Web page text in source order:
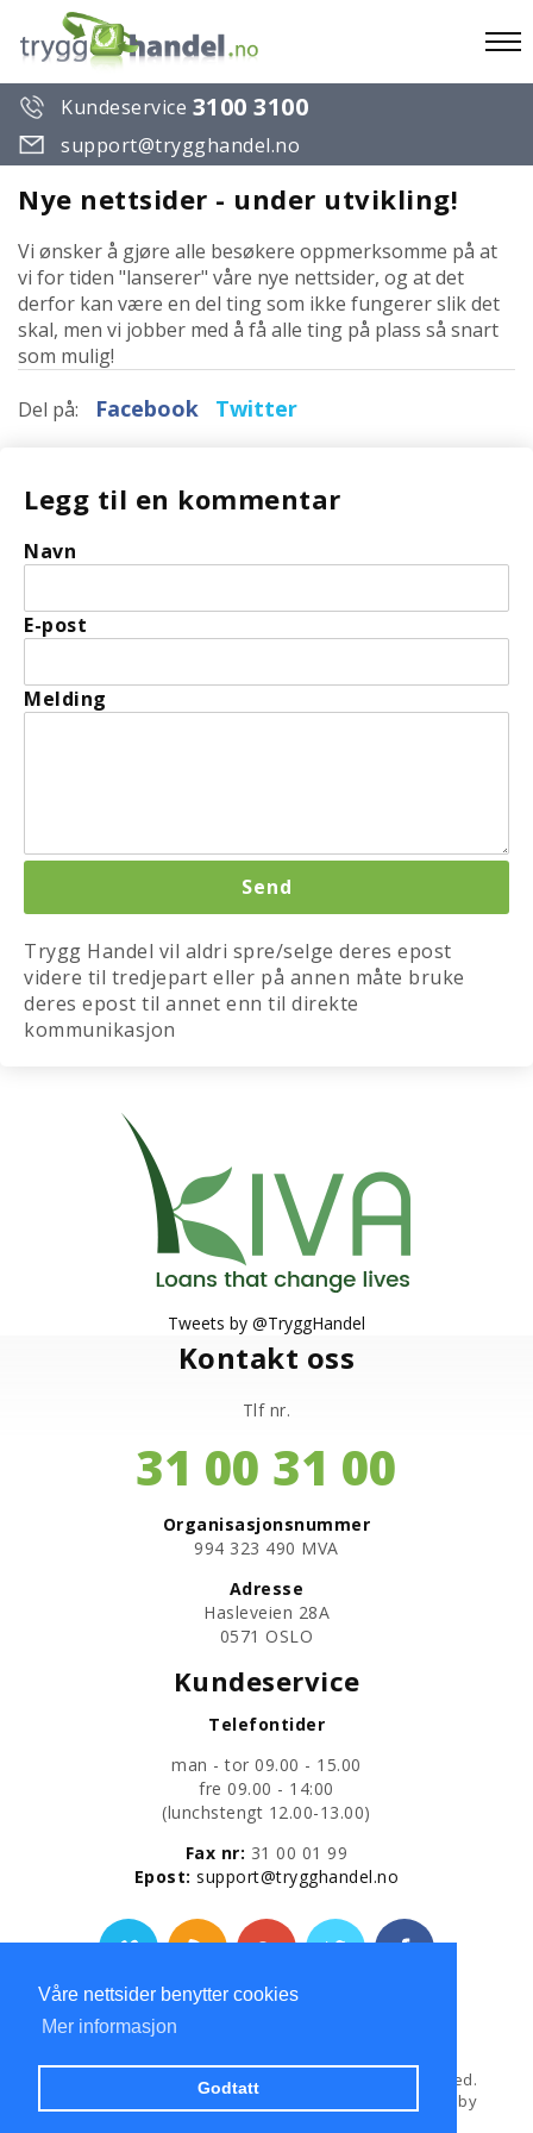
Våre nettsider benytter cookies
Mer informasjon
Godtatt
Kundeservice 3100 3100
support@trygghandel.no
Nye nettsider - under utvikling!
Vi ønsker å gjøre alle besøkere oppmerksomme på at
vi for tiden "lanserer" våre nye nettsider, og at det
derfor kan være en del ting som ikke fungerer slik det
skal, men vi jobber med å få alle ting på plass så snart
som mulig!
Del på: Facebook Twitter
Legg til en kommentar
Navn
E-post
Melding
Trygg Handel vil aldri spre/selge deres epost
videre til tredjepart eller på annen måte bruke
deres epost til annet enn til direkte
kommunikasjon
Tweets by @TryggHandel
Kontakt oss
Tlf nr.
31 00 31 00
Organisasjonsnummer
​994 323 490 MVA
Adresse
Hasleveien 28A
0571 OSLO
Kundeservice
Telefontider
man - tor 09.00 - 15.00
fre 09.00 - 14:00
​(lunchstengt 12.00-13.00)
Fax nr: 31 00 01 99
​Epost:support@trygghandel.no
Personvernerklæring
Trygg Handel AS
All Rights Reserved.
Hosted and Developed by
Powered by